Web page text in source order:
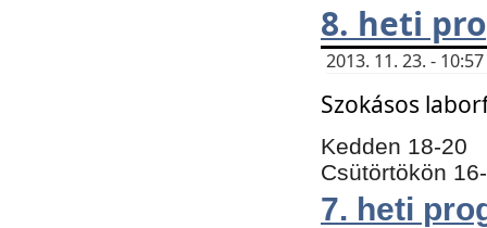
8. heti
2013. 11. 23. -
Szokásos
Kedden 18-20
Csütörtökön
7. heti